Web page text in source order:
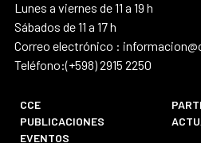
Lunes a viernes de 11 a 19 h
Sábados de 11 a 17 h
Correo electrónico :
Teléfono:(+598) 2915 2250
CCE
PUBLICACIONES
EVENTOS